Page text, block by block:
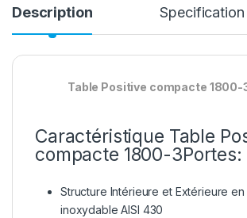
Description Specification
Table Positive compacte 1800-
Caractéristique Table
compacte 1800-3Portes:
Structure Intérieure et Extérieure
inoxydable AISI 430